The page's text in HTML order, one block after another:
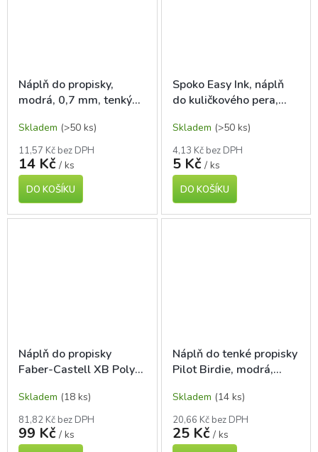
Náplň do propisky,
modrá, 0,7 mm, tenký
Skladem (>50 ks)
11,57 Kč bez DPH
14 Kč / ks
DO KOŠÍKU
Spoko Easy Ink, náplň
do kuličkového pera,
Skladem (>50 ks)
4,13 Kč bez DPH
5 Kč / ks
DO KOŠÍKU
Náplň do propisky
Faber-Castell XB Poly
Skladem (18 ks)
81,82 Kč bez DPH
99 Kč / ks
Náplň do tenké propisky
Pilot Birdie, modrá,
Skladem (14 ks)
20,66 Kč bez DPH
25 Kč / ks